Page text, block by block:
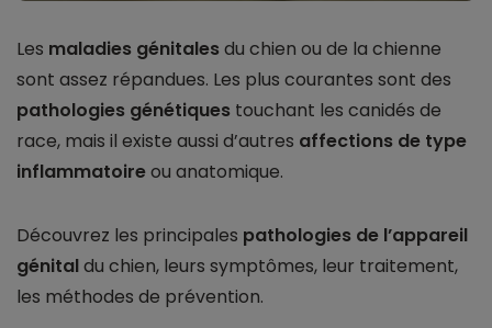
Les maladies génitalesdu chien ou de la chienne
sont assez répandues. Les plus courantes sont des
pathologies génétiques touchant les canidés de
race, mais il existe aussi d’autres affections de type
inflammatoireou anatomique.
Découvrez les principales pathologies de l’appareil
génitaldu chien, leurs symptômes, leur traitement,
les méthodes de prévention.